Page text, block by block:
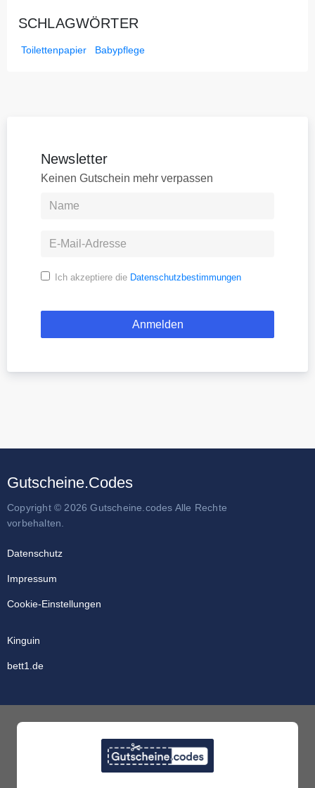
SCHLAGWÖRTER
Toilettenpapier Babypflege
Newsletter
Keinen Gutschein mehr verpassen
Ich akzeptiere die Datenschutzbestimmungen
Gutscheine.Codes
Copyright © 2026 Gutscheine.codes Alle Rechte
vorbehalten.
Datenschutz
Impressum
Cookie-Einstellungen
Kinguin
bett1.de